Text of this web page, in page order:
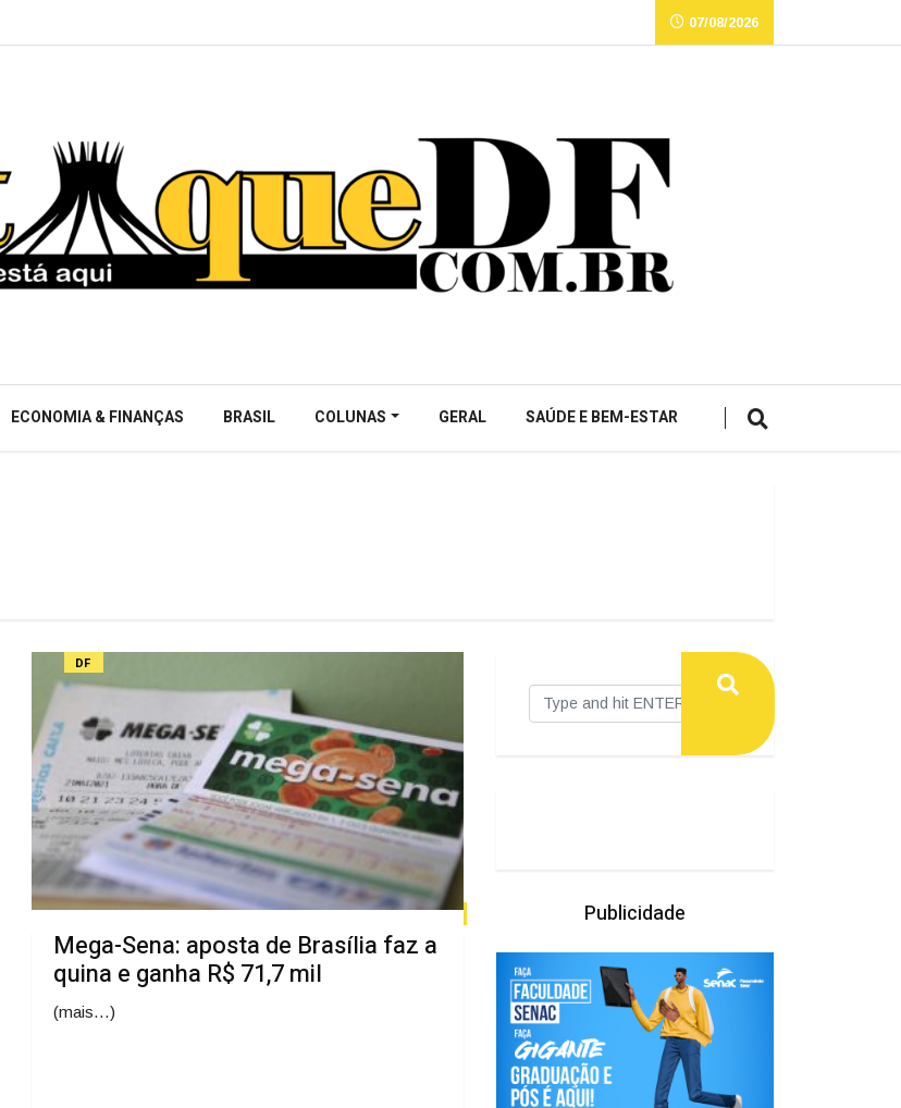
07/08/2026
ECONOMIA & FINANÇAS BRASIL COLUNAS GERAL SAÚDE E BEM-ESTAR
DF
Mega-Sena: aposta de Brasília faz a
quina e ganha R$ 71,7 mil
(mais…)
Publicidade